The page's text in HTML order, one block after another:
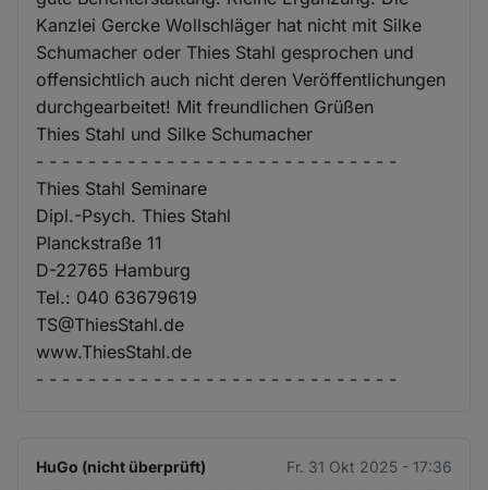
Kanzlei Gercke Wollschläger hat nicht mit Silke
Schumacher oder Thies Stahl gesprochen und
offensichtlich auch nicht deren Veröffentlichungen
durchgearbeitet! Mit freundlichen Grüßen
Thies Stahl und Silke Schumacher
- - - - - - - - - - - - - - - - - - - - - - - - - - - -
Thies Stahl Seminare
Dipl.-Psych. Thies Stahl
Planckstraße 11
D-22765 Hamburg
Tel.: 040 63679619
TS@ThiesStahl.de
www.ThiesStahl.de
- - - - - - - - - - - - - - - - - - - - - - - - - - - -
HuGo (nicht überprüft) Fr. 31 Okt 2025 - 17:36